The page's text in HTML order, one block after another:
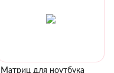
Матриц для ноутбука